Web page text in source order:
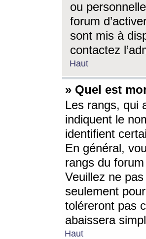
ou
forum
sont mis à
contactez
Haut
» Quel est
Les rangs, qui
indiquent le
identifient
En général,
rangs du
Veuillez ne
seulement
toléreront pas
abaissera
Haut